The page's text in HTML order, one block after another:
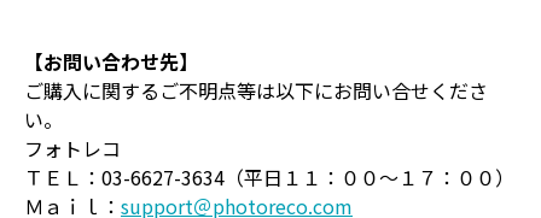
【お問い合わせ先】
ご購入に関するご不明点等は以下にお問い合せくださ
い。
フォトレコ
ＴＥＬ：03-6627-3634（平日１１：００～１７：００）
Ｍａｉｌ： support＠photoreco.com